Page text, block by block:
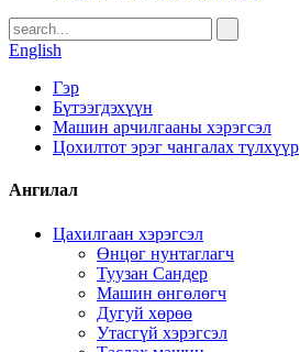
English
Гэр
Бүтээгдэхүүн
Машин арчилгааны хэрэгсэл
Цохилтот эрэг чангалах түлхүүр
Ангилал
Цахилгаан хэрэгсэл
Өнцөг нунтаглагч
Туузан Сандер
Машин өнгөлөгч
Дугуй хөрөө
Утасгүй хэрэгсэл